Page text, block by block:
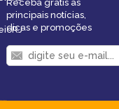
Receba grátis as
principais notícias,
dicas e promoções